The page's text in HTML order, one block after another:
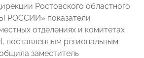
Ростовского областного
РОССИИ» показатели
отделениях и комитетах
поставленным региональным
заместитель